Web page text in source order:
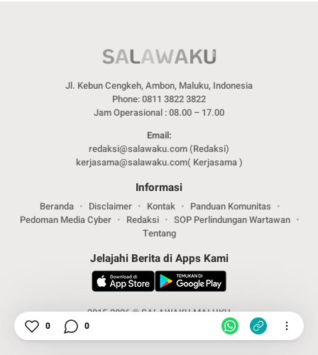
Jl. Kebun Cengkeh, Ambon, Maluku, Indonesia
Phone: 0811 3822 3822
Jam Operasional : 08.00 – 17.00
Email:
redaksi@salawaku.com (Redaksi)
kerjasama@salawaku.com( Kerjasama )
Informasi
Beranda Disclaimer Kontak
Panduan Komunitas
Pedoman Media Cyber
Redaksi
SOP Perlindungan Wartawan
Tentang
Jelajahi Berita di Apps Kami
2015-2026 © SALAWAKU MALUKU
0 0